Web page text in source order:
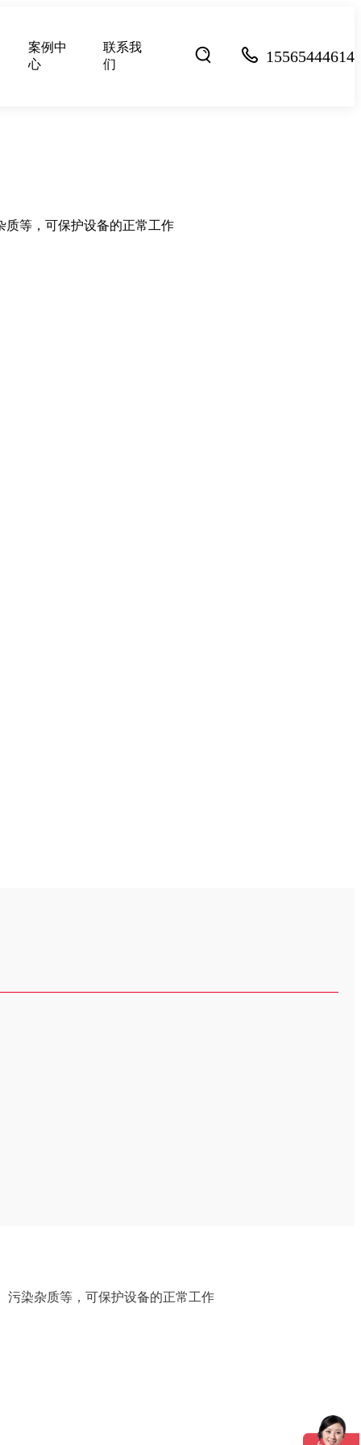
案例中
心
联系我
们
15565444614
质等，可保护设备的正常工作
污染杂质等，可保护设备的正常工作